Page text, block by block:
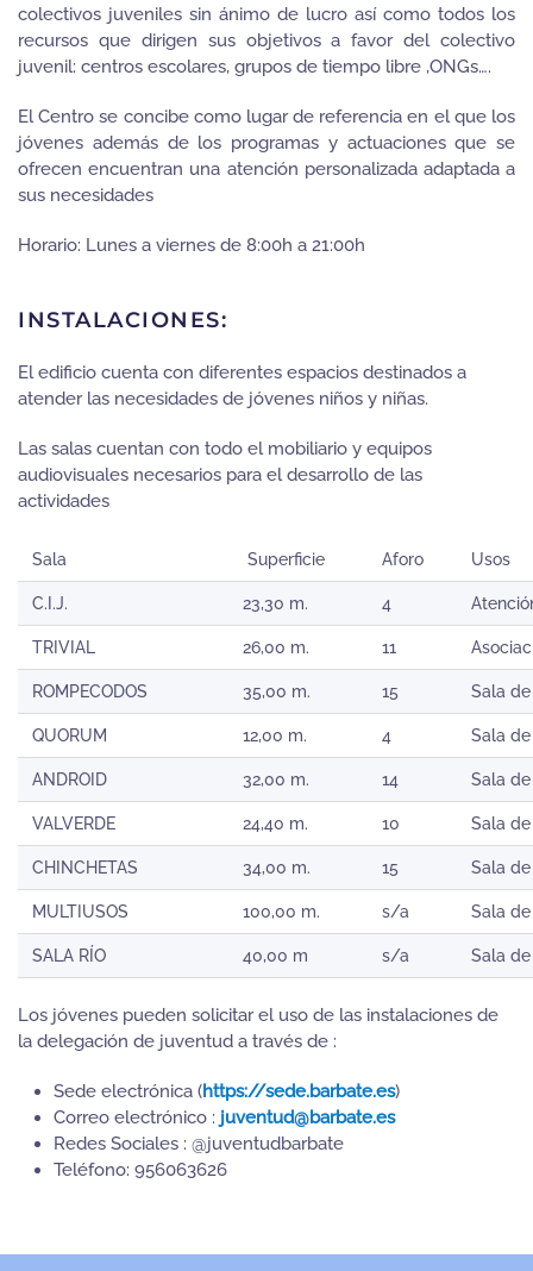
colectivos juveniles sin ánimo de lucro así como todos los
recursos que dirigen sus objetivos a favor del colectivo
juvenil: centros escolares, grupos de tiempo libre ,ONGs….
El Centro se concibe como lugar de referencia en el que los
jóvenes además de los programas y actuaciones que se
ofrecen encuentran una atención personalizada adaptada a
sus necesidades
Horario: Lunes a viernes de 8:00h a 21:00h
INSTALACIONES:
El edificio cuenta con diferentes espacios destinados a
atender las necesidades de jóvenes niños y niñas.
Las salas cuentan con todo el mobiliario y equipos
audiovisuales necesarios para el desarrollo de las
actividades
Sala Superficie Aforo Usos
C.I.J. 23,30 m. 4
TRIVIAL 26,00 m. 11
ROMPECODOS 35,00 m. 15 Sala
QUORUM 12,00 m. 4 Sala
ANDROID 32,00 m. 14 Sala
VALVERDE 24,40 m. 10 Sala
CHINCHETAS 34,00 m. 15 Sala
MULTIUSOS 100,00 m. s/a Sala
SALA RÍO 40,00 m s/a Sala
Los jóvenes pueden solicitar el uso de las instalaciones de
la delegación de juventud a través de :
Sede electrónica (https://sede.barbate.es)
Correo electrónico : juventud@barbate.es
Redes Sociales : @juventudbarbate
Teléfono: 956063626